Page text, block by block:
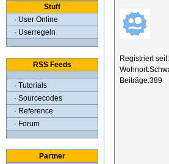
Stuff
· User Online
· Userregeln
RSS Feeds
· Tutorials
· Sourcecodes
· Reference
· Forum
Partner
Registriert
Beiträge:389